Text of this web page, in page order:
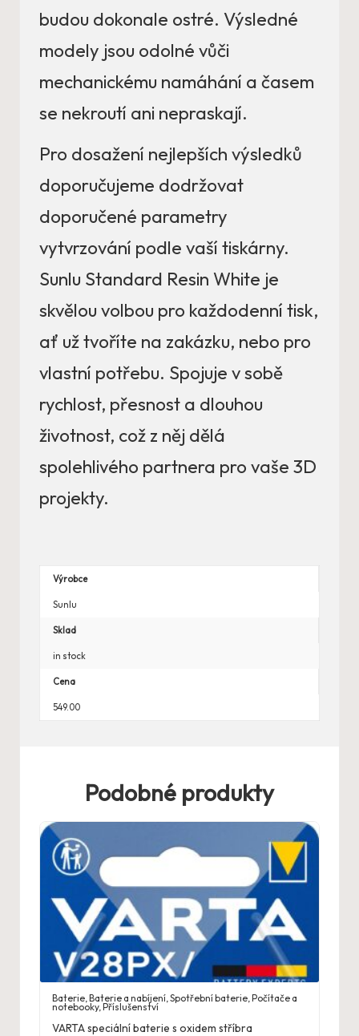
budou dokonale ostré. Výsledné
modely jsou odolné vůči
mechanickému namáhání a časem
se nekroutí ani nepraskají.
Pro dosažení nejlepších výsledků
doporučujeme dodržovat
doporučené parametry
vytvrzování podle vaší tiskárny.
Sunlu Standard Resin White je
skvělou volbou pro každodenní tisk,
ať už tvoříte na zakázku, nebo pro
vlastní potřebu. Spojuje v sobě
rychlost, přesnost a dlouhou
životnost, což z něj dělá
spolehlivého partnera pro vaše 3D
projekty.
Výrobce
Sunlu
Sklad
in stock
Cena
549.00
Podobné produkty
Baterie,Baterie a nabíjení,Spotřební baterie,Počítače a
notebooky,Příslušenství
VARTA speciální baterie s oxidem stříbra